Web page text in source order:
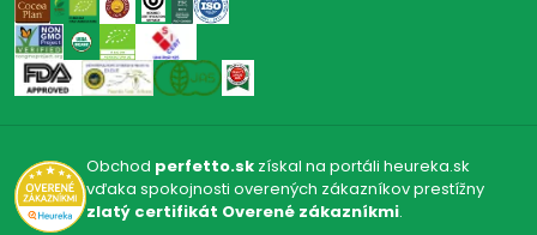
Obchod perfetto.skzískal na portáli heureka.sk
vďaka spokojnosti overených zákazníkov prestížny
zlatý certifikát Overené zákazníkmi.